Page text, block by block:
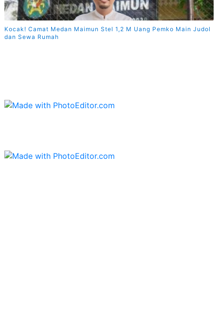
Kocak! Camat Medan Maimun Stel 1,2 M Uang Pemko Main Judol
dan Sewa Rumah